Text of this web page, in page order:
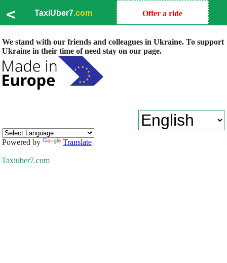
< TaxiUber7.com Offer a ride
We stand with our friends and colleagues in Ukraine. To support
Ukraine in their time of need stay on our page.
Powered by Translate
Taxiuber7.com